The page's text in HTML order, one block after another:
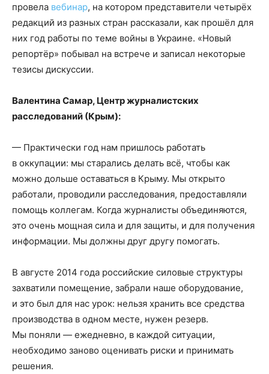
провела вебинар, на котором представители четырёх
редакций из разных стран рассказали, как прошёл для
них год работы по теме войны в Украине. «Новый
репортёр» побывал на встрече и записал некоторые
тезисы дискуссии.
Валентина Самар, Центр журналистских
расследований (Крым):
— Практически год нам пришлось работать
в оккупации: мы старались делать всё, чтобы как
можно дольше оставаться в Крыму. Мы открыто
работали, проводили расследования, предоставляли
помощь коллегам. Когда журналисты объединяются,
это очень мощная сила и для защиты, и для получения
информации. Мы должны друг другу помогать.
В августе 2014 года российские силовые структуры
захватили помещение, забрали наше оборудование,
и это был для нас урок: нельзя хранить все средства
производства в одном месте, нужен резерв.
Мы поняли — ежедневно, в каждой ситуации,
необходимо заново оценивать риски и принимать
решения.